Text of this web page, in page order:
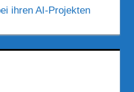
ihren AI-Projekten